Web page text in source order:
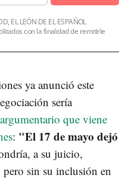
EL LEÓN DE EL ESPAÑOL
con la finalidad de remitirle
ya anunció este
sería
que viene
: "El 17 de mayo dejó
a su juicio,
sin su inclusión en